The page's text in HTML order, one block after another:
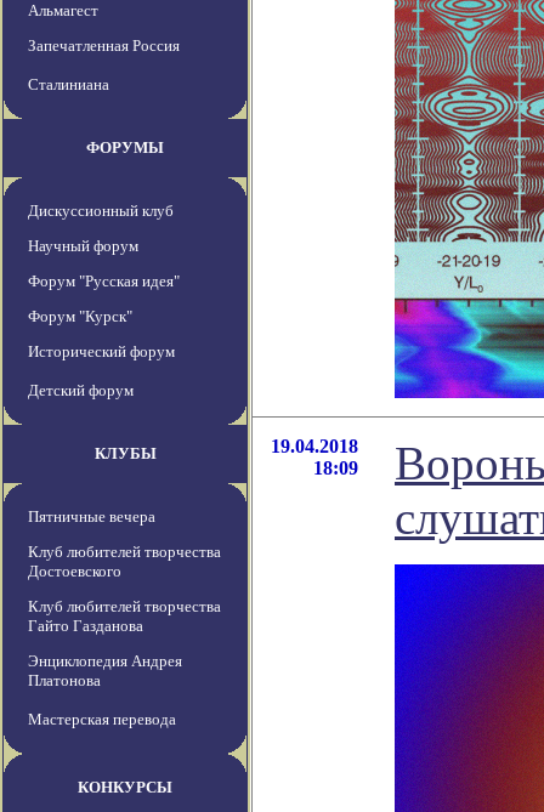
Альмагест
Запечатленная Россия
Сталиниана
ФОРУМЫ
Дискуссионный клуб
Научный форум
Форум "Русская идея"
Форум "Курск"
Исторический форум
Детский форум
КЛУБЫ
Пятничные вечера
Клуб любителей творчества
Достоевского
Клуб любителей творчества
Гайто Газданова
Энциклопедия Андрея
Платонова
Мастерская перевода
КОНКУРСЫ
19.04.2018
18:09